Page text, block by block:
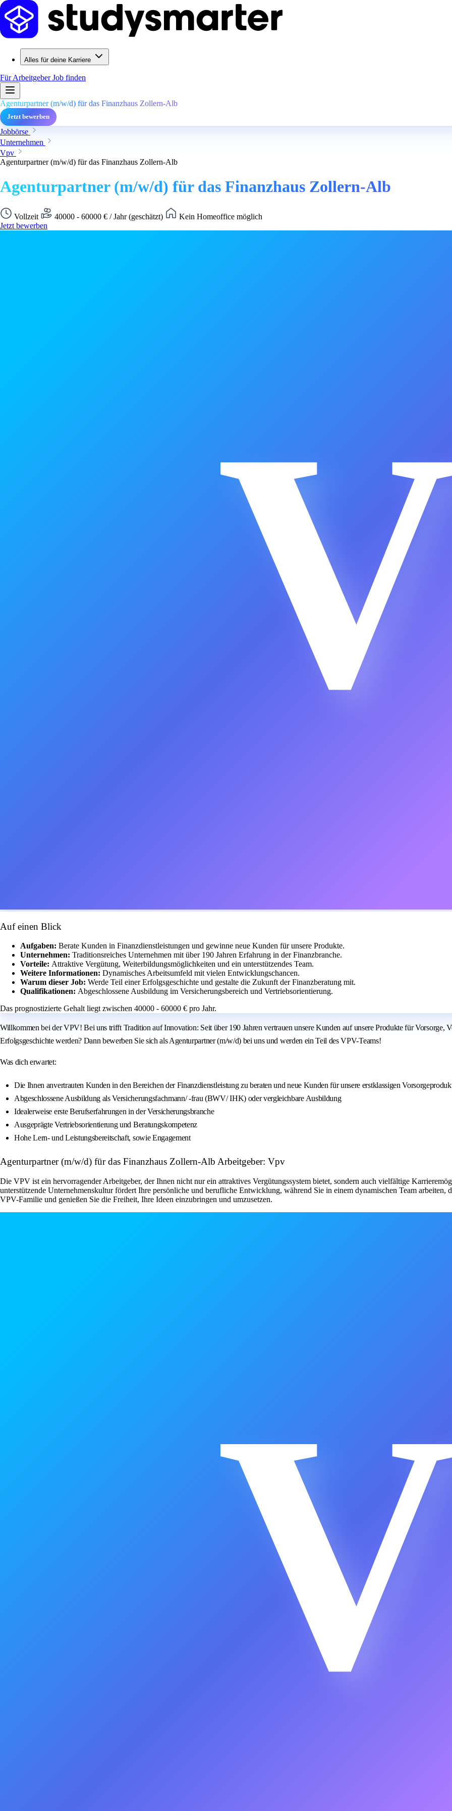
Alles für deine Karriere
Für ArbeitgeberJob finden
Agenturpartner (m/w/d) für das Finanzhaus Zollern-Alb
Jetzt bewerben
Jobbörse
Unternehmen
Vpv
Agenturpartner (m/w/d) für das Finanzhaus Zollern-Alb
Agenturpartner (m/w/d) für das Finanzhaus Zollern-Alb
Vollzeit 40000 - 60000 € / Jahr (geschätzt)
Kein Homeoffice möglich
Jetzt bewerben
Auf einen Blick
Aufgaben: Berate Kunden in Finanzdienstleistungen und gewinne neue Kunden für unsere Produkte.
Unternehmen: Traditionsreiches Unternehmen mit über 190 Jahren Erfahrung in der Finanzbranche.
Vorteile: Attraktive Vergütung, Weiterbildungsmöglichkeiten und ein unterstützendes Team.
Weitere Informationen: Dynamisches Arbeitsumfeld mit vielen Entwicklungschancen.
Warum dieser Job: Werde Teil einer Erfolgsgeschichte und gestalte die Zukunft der Finanzberatung mit.
Qualifikationen: Abgeschlossene Ausbildung im Versicherungsbereich und Vertriebsorientierung.
Das prognostizierte Gehalt liegt zwischen 40000 - 60000 € pro Jahr.
Willkommen bei der VPV! Bei uns trifft Tradition auf Innovation: Seit über 190 Jahren vertrauen unsere Kunden auf unsere Produkte für Vorsorge,
Erfolgsgeschichte werden? Dann bewerben Sie sich als Agenturpartner (m/w/d) bei uns und werden ein Teil des VPV-Teams!
Was dich erwartet:
Die Ihnen anvertrauten Kunden in den Bereichen der Finanzdienstleistung zu beraten und neue Kunden für unsere erstklassigen
Abgeschlossene Ausbildung als Versicherungsfachmann/ -frau (BWV/ IHK) oder vergleichbare Ausbildung
Idealerweise erste Berufserfahrungen in der Versicherungsbranche
Ausgeprägte Vertriebsorientierung und Beratungskompetenz
Hohe Lern- und Leistungsbereitschaft, sowie Engagement
Agenturpartner (m/w/d) für das Finanzhaus Zollern-Alb Arbeitgeber: Vpv
Die VPV ist ein hervorragender Arbeitgeber, der Ihnen nicht nur ein attraktives Vergütungssystem bietet, sondern auch vielfältige
unterstützende Unternehmenskultur fördert Ihre persönliche und berufliche Entwicklung, während Sie in einem dynamischen Team
VPV-Familie und genießen Sie die Freiheit, Ihre Ideen einzubringen und umzusetzen.